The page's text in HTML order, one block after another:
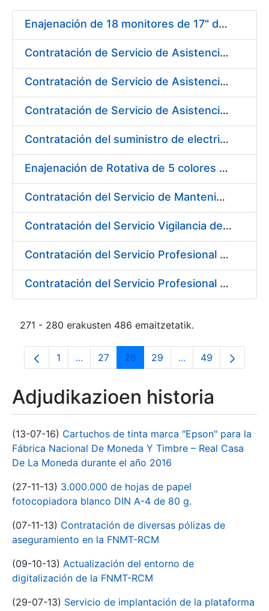
Erakutsi/Ezkutatu
Enajenación de 18 monitores de 17" de distintos fabricantes
Contratación de Servicio de Asistencia Técnica Eléctrica en la Fábrica de Papel de Burgos durante el año 2017
Contratación de Servicio de Asistencia Técnica Mecánica en la Fábrica de Papel de Burgos durante el año 2017
Contratación de Servicio de Asistencia Técnica Obras Civiles en la Fábrica de Papel de Burgos durante el año 2017
Contratación del suministro de electricidad a los diferentes centros de trabajo de la FNMT-RCM
Enajenación de Rotativa de 5 colores Goebel Optiforma FRR-520
Contratación del Servicio de Mantenimiento y Soporte 8X5 para productos y desarrollos ReadSoft y productos Windows para el entorno de Digitalización 2017
Contratación del Servicio Vigilancia de la Salud y Diversas Actividades Preventivas en la Fábrica de Papel de Burgos y Actividades Sanitarias en los Centros de Trabajo de Madrid, de la FNMT-RCM
Contratación del Servicio Profesional de Asesoramiento Jurídico
Contratación del Servicio Profesional de Defensa y Representación Jurídico Laboral
271 - 280 erakusten 486 emaitzetatik.
Orrialdea
1 ...Intermediate Pages Use TAB to navigate.
Orrialdea
27 Orrialdea
28 Orrialdea
29 ...Intermediate
Orrialdea
49
Adjudikazioen historia
(13-07-16) Cartuchos de tinta marca "Epson" para la
Fábrica Nacional De Moneda Y Timbre – Real Casa
De La Moneda durante el año 2016
(27-11-13) 3.000.000 de hojas de papel
fotocopiadora blanco DIN A-4 de 80 g.
(07-11-13) Contratación de diversas pólizas de
aseguramiento en la FNMT-RCM
(09-10-13) Actualización del entorno de
digitalización de la FNMT-RCM
(29-07-13) Servicio de implantación de la plataforma